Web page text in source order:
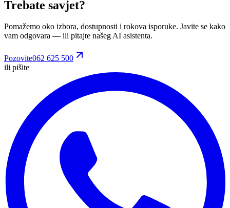
Trebate savjet?
Pomažemo oko izbora, dostupnosti i rokova isporuke. Javite se kako
vam odgovara — ili pitajte našeg AI asistenta.
Pozovite062 625 500
ili pišite